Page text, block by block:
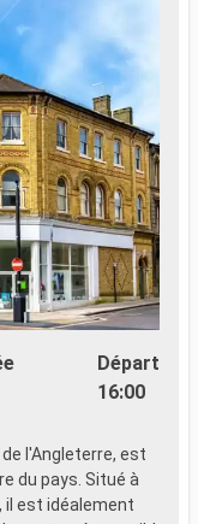
Départ
16:00
l'Angleterre, est
du pays. Situé à
il est idéalement